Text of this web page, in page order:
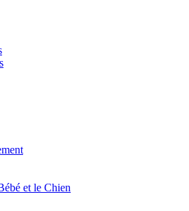
et le Chien